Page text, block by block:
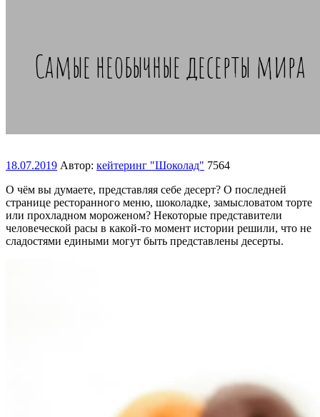
Самые необычные десерты мира
18.07.2019 Автор: кейтеринг "Шоколад" 7564
О чём вы думаете, представляя себе десерт? О последней
странице ресторанного меню, шоколадке, замысловатом торте
или прохладном мороженом? Некоторые представители
человеческой расы в какой-то момент истории решили, что не
сладостями едиными могут быть представлены десерты.